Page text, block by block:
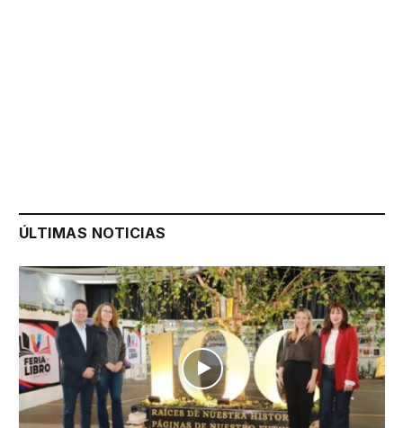
ÚLTIMAS NOTICIAS